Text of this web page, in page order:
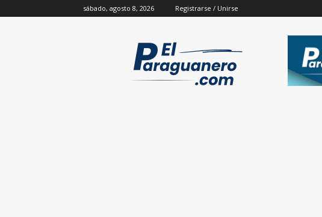
sábado, agosto 8, 2026 Registrarse / Unirse